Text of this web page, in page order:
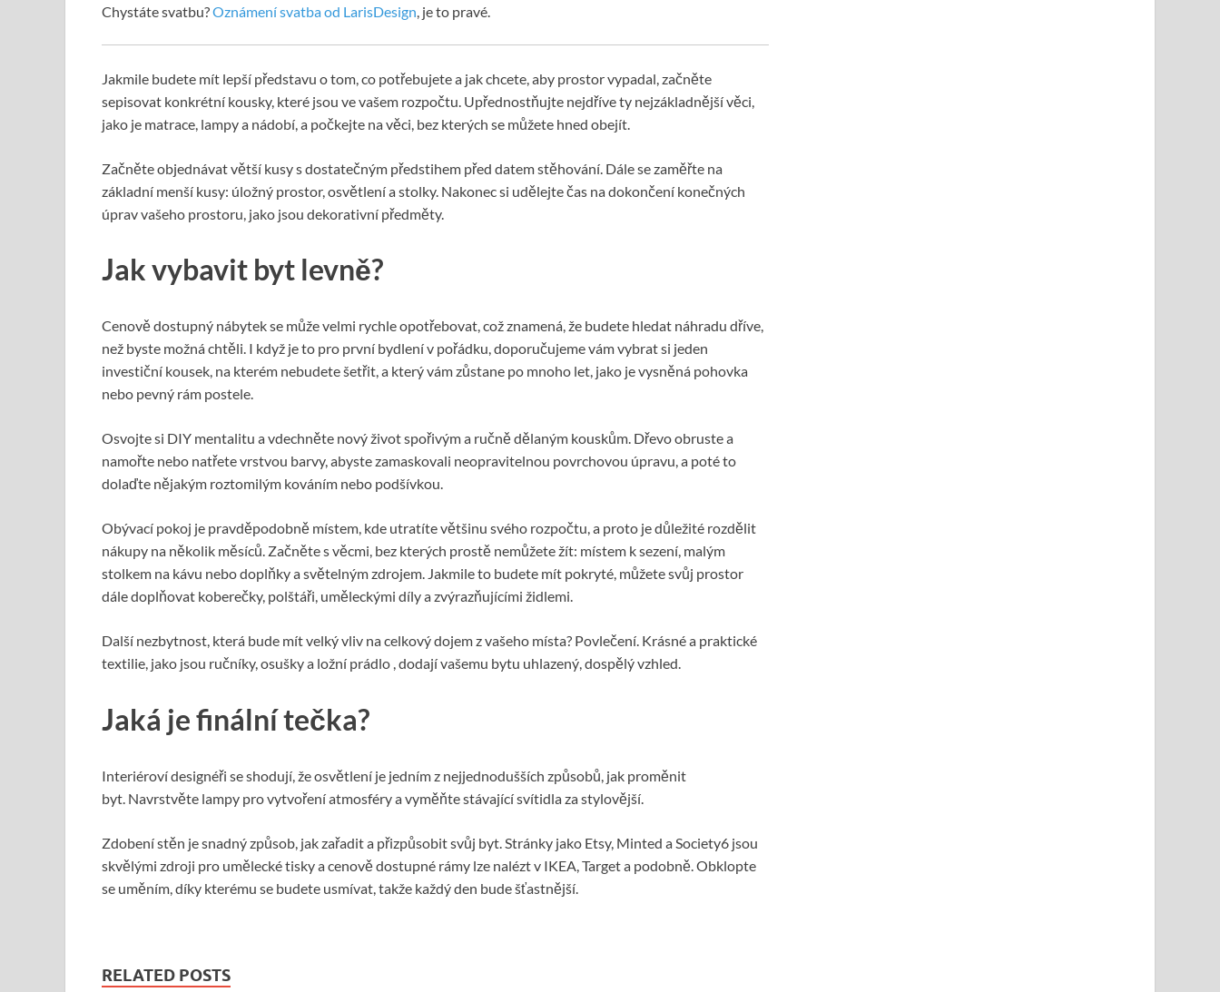
Chystáte svatbu?Oznámení svatba od LarisDesign , je to pravé.
Jakmile budete mít lepší představu o tom, co potřebujete a jak chcete, aby prostor vypadal, začněte
sepisovat konkrétní kousky, které jsou ve vašem rozpočtu. Upřednostňujte nejdříve ty nejzákladnější věci,
jako je matrace, lampy a nádobí, a počkejte na věci, bez kterých se můžete hned obejít.
Začněte objednávat větší kusy s dostatečným předstihem před datem stěhování. Dále se zaměřte na
základní menší kusy: úložný prostor, osvětlení a stolky. Nakonec si udělejte čas na dokončení konečných
úprav vašeho prostoru, jako jsou dekorativní předměty.
Jak vybavit byt levně?
Cenově dostupný nábytek se může velmi rychle opotřebovat, což znamená, že budete hledat náhradu dříve,
než byste možná chtěli. I když je to pro první bydlení v pořádku, doporučujeme vám vybrat si jeden
investiční kousek, na kterém nebudete šetřit, a který vám zůstane po mnoho let, jako je vysněná pohovka
nebo pevný rám postele.
Osvojte si DIY mentalitu a vdechněte nový život spořivým a ručně dělaným kouskům. Dřevo obruste a
namořte nebo natřete vrstvou barvy, abyste zamaskovali neopravitelnou povrchovou úpravu, a poté to
dolaďte nějakým roztomilým kováním nebo podšívkou.
Obývací pokoj je pravděpodobně místem, kde utratíte většinu svého rozpočtu, a proto je důležité rozdělit
nákupy na několik měsíců. Začněte s věcmi, bez kterých prostě nemůžete žít: místem k sezení, malým
stolkem na kávu nebo doplňky a světelným zdrojem. Jakmile to budete mít pokryté, můžete svůj prostor
dále doplňovat koberečky, polštáři, uměleckými díly a zvýrazňujícími židlemi.
Další nezbytnost, která bude mít velký vliv na celkový dojem z vašeho místa? Povlečení. Krásné a praktické
textilie, jako jsou ručníky, osušky a ložní prádlo , dodají vašemu bytu uhlazený, dospělý vzhled.
Jaká je finální tečka?
Interiéroví designéři se shodují, že osvětlení je jedním z nejjednodušších způsobů, jak proměnit
byt. Navrstvěte lampy pro vytvoření atmosféry a vyměňte stávající svítidla za stylovější.
Zdobení stěn je snadný způsob, jak zařadit a přizpůsobit svůj byt. Stránky jako Etsy, Minted a Society6 jsou
skvělými zdroji pro umělecké tisky a cenově dostupné rámy lze nalézt v IKEA, Target a podobně. Obklopte
se uměním, díky kterému se budete usmívat, takže každý den bude šťastnější.
RELATED POSTS